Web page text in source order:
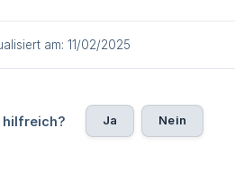
am: 11/02/2025
hilfreich? Ja Nein